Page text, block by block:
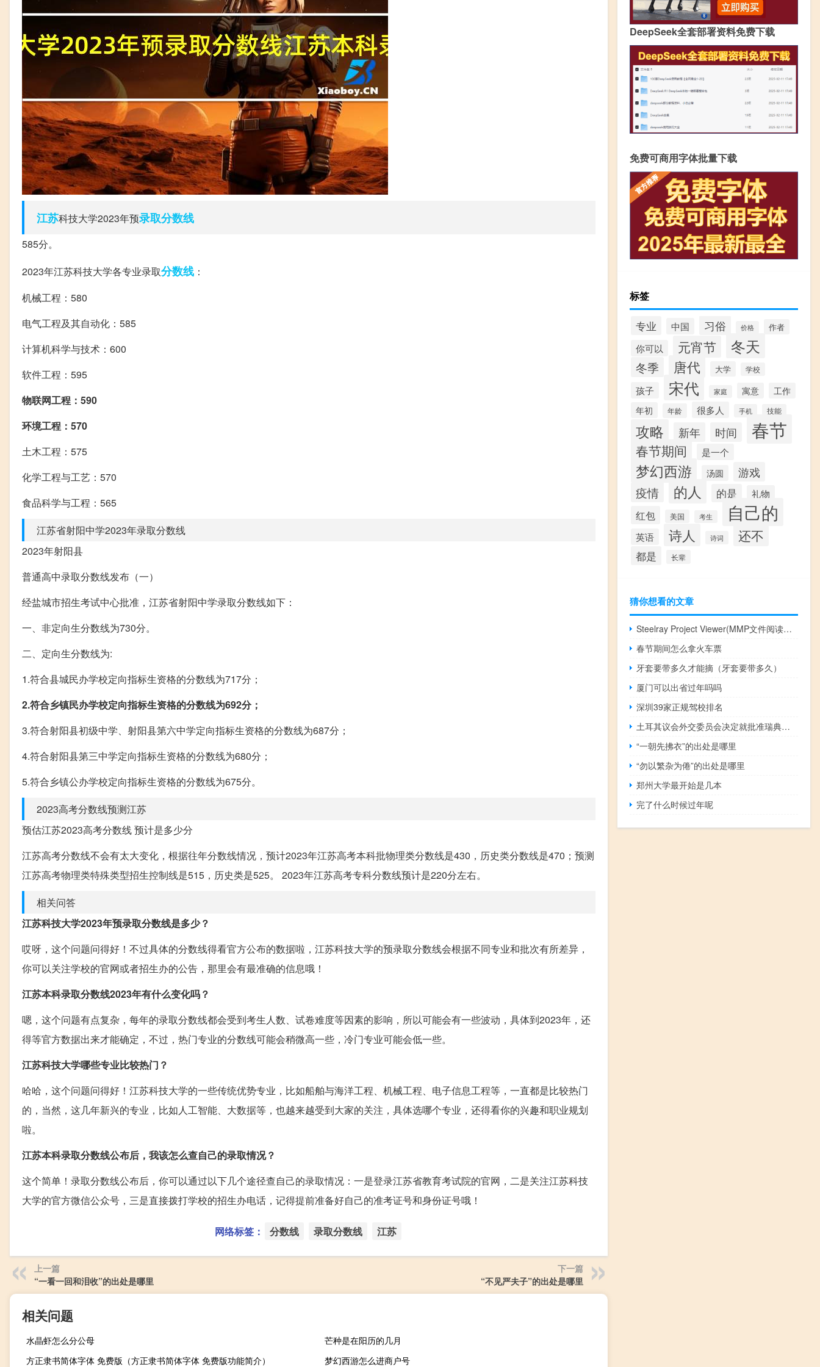
江苏科技大学2023年预录取分数线
585分。
2023年江苏科技大学各专业录取分数线 ：
机械工程：580
电气工程及其自动化：585
计算机科学与技术：600
软件工程：595
物联网工程：590
环境工程：570
土木工程：575
化学工程与工艺：570
食品科学与工程：565
江苏省射阳中学2023年录取分数线
2023年射阳县
普通高中录取分数线发布（一）
经盐城市招生考试中心批准，江苏省射阳中学录取分数线如下：
一、非定向生分数线为730分。
二、定向生分数线为:
1.符合县城民办学校定向指标生资格的分数线为717分；
2.符合乡镇民办学校定向指标生资格的分数线为692分；
3.符合射阳县初级中学、射阳县第六中学定向指标生资格的分数线为687分；
4.符合射阳县第三中学定向指标生资格的分数线为680分；
5.符合乡镇公办学校定向指标生资格的分数线为675分。
2023高考分数线预测江苏
预估江苏2023高考分数线 预计是多少分
江苏高考分数线不会有太大变化，根据往年分数线情况，预计2023年江苏高考本科批物理类分数线是430，历史类分数线是470；预测
江苏高考物理类特殊类型招生控制线是515，历史类是525。 2023年江苏高考专科分数线预计是220分左右。
相关问答
江苏科技大学2023年预录取分数线是多少？
哎呀，这个问题问得好！不过具体的分数线得看官方公布的数据啦，江苏科技大学的预录取分数线会根据不同专业和批次有所差异，
你可以关注学校的官网或者招生办的公告，那里会有最准确的信息哦！
江苏本科录取分数线2023年有什么变化吗？
嗯，这个问题有点复杂，每年的录取分数线都会受到考生人数、试卷难度等因素的影响，所以可能会有一些波动，具体到2023年，还
得等官方数据出来才能确定，不过，热门专业的分数线可能会稍微高一些，冷门专业可能会低一些。
江苏科技大学哪些专业比较热门？
哈哈，这个问题问得好！江苏科技大学的一些传统优势专业，比如船舶与海洋工程、机械工程、电子信息工程等，一直都是比较热门
的，当然，这几年新兴的专业，比如人工智能、大数据等，也越来越受到大家的关注，具体选哪个专业，还得看你的兴趣和职业规划
啦。
江苏本科录取分数线公布后，我该怎么查自己的录取情况？
这个简单！录取分数线公布后，你可以通过以下几个途径查自己的录取情况：一是登录江苏省教育考试院的官网，二是关注江苏科技
大学的官方微信公众号，三是直接拨打学校的招生办电话，记得提前准备好自己的准考证号和身份证号哦！
网络标签： 分数线 录取分数线 江苏
上一篇
“一看一回和泪收”的出处是哪里
下一篇
“不见严夫子”的出处是哪里
相关问题
水晶虾怎么分公母
芒种是在阳历的几月
方正隶书简体字体 免费版（方正隶书简体字体 免费版功能简介）
梦幻西游怎么进商户号
DeepSeek全套部署资料免费下载
免费可商用字体批量下载
标签
专业 中国 习俗 价格 作者
你可以 元宵节 冬天
冬季 唐代 大学 学校
孩子 宋代 家庭 寓意
工作
年初
年龄 很多人 手机 技能
攻略 新年 时间 春节
春节期间 是一个
梦幻西游 汤圆 游戏
疫情 的人 的是 礼物
红包 美国 考生 自己的
英语 诗人 诗词 还不
都是 长辈
猜你想看的文章
Steelray Project Viewer(MMP文件阅读器) V2019 免费版（Steelray Project Viewer(MMP文件阅读器) V2019 免费版功能简介）
春节期间怎么拿火车票
牙套要带多久才能摘（牙套要带多久）
厦门可以出省过年吗吗
深圳39家正规驾校排名
土耳其议会外交委员会决定就批准瑞典加入北约的法案进行更多的讨论进一步延迟批准过程
“一朝先拂衣”的出处是哪里
“勿以繁杂为倦”的出处是哪里
郑州大学最开始是几本
完了什么时候过年呢